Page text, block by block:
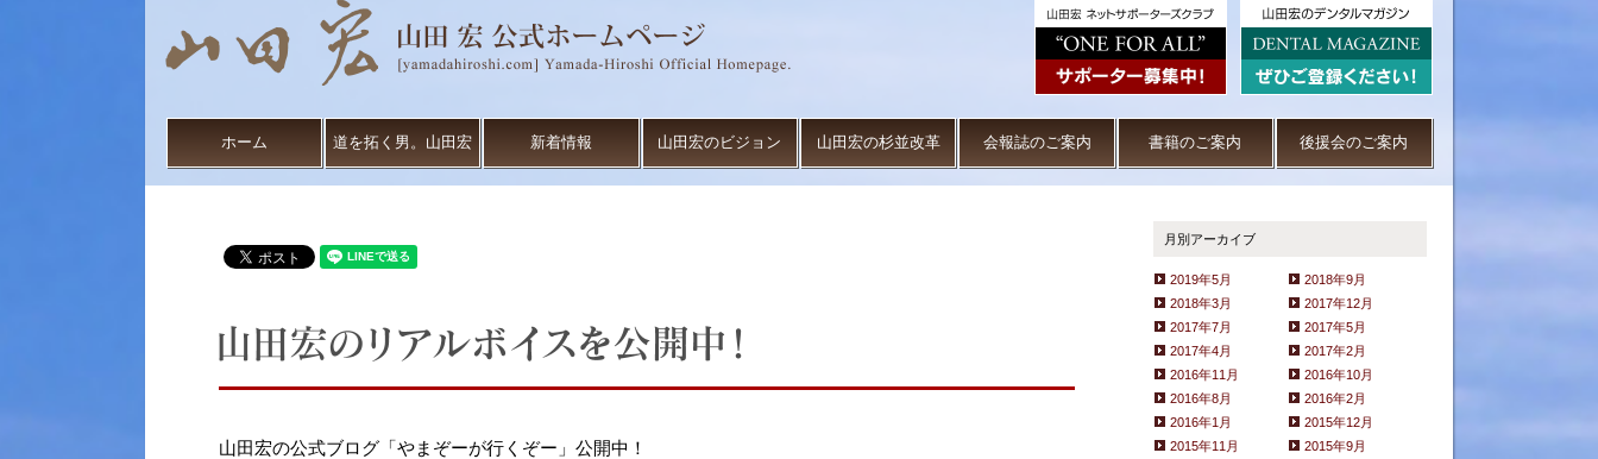
ホーム 道を拓く男。山田宏 新着情報 山田宏のビジョン 山田宏の杉並改革 会報誌のご案内 書籍のご案内 後援会のご案内
山田宏の公式ブログ「やまぞーが行くぞー」公開中！
月別アーカイブ
2019年5月
2018年9月
2018年3月
2017年12月
2017年7月
2017年5月
2017年4月
2017年2月
2016年11月
2016年10月
2016年8月
2016年2月
2016年1月
2015年12月
2015年11月
2015年9月